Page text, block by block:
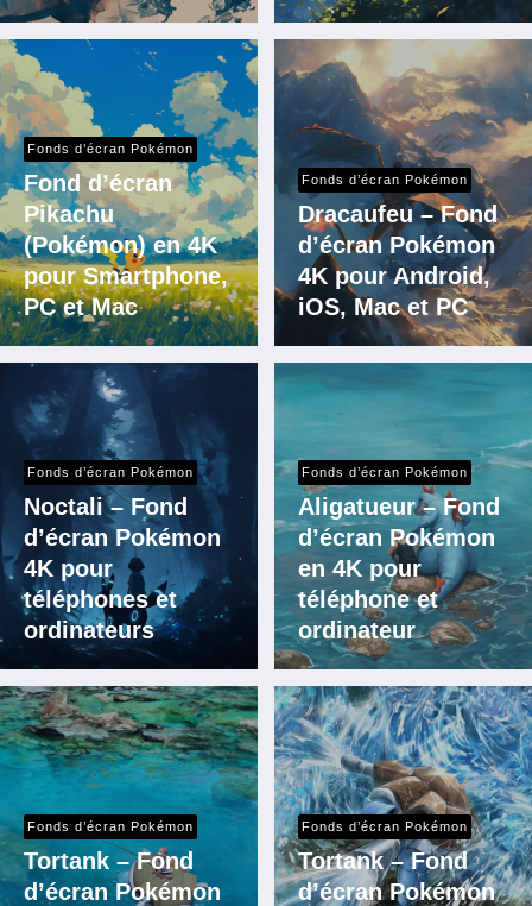
Fonds d’écran Pokémon
Fond d’écran
Pikachu
(Pokémon) en 4K
pour Smartphone,
PC et Mac
Fonds d’écran Pokémon
Dracaufeu – Fond
d’écran Pokémon
4K pour Android,
iOS, Mac et PC
Fonds d’écran Pokémon
Noctali – Fond
d’écran Pokémon
4K pour
téléphones et
ordinateurs
Fonds d’écran Pokémon
Aligatueur – Fond
d’écran Pokémon
en 4K pour
téléphone et
ordinateur
Fonds d’écran Pokémon
Tortank – Fond
d’écran Pokémon
Fonds d’écran Pokémon
Tortank – Fond
d’écran Pokémon